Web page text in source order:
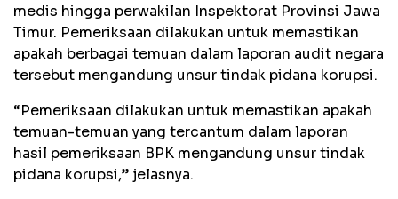
medis hingga perwakilan Inspektorat Provinsi Jawa
Timur. Pemeriksaan dilakukan untuk memastikan
apakah berbagai temuan dalam laporan audit negara
tersebut mengandung unsur tindak pidana korupsi.
“Pemeriksaan dilakukan untuk memastikan apakah
temuan-temuan yang tercantum dalam laporan
hasil pemeriksaan BPK mengandung unsur tindak
pidana korupsi,” jelasnya.